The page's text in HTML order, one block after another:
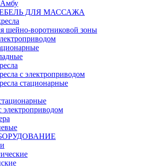
ДЛЯ МАССАЖА
шейно-воротниковой зоны
с электроприводом
стационарные